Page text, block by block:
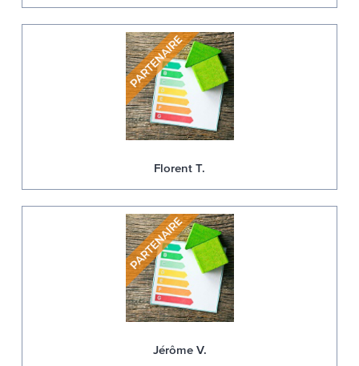
Florent T.
Jérôme V.